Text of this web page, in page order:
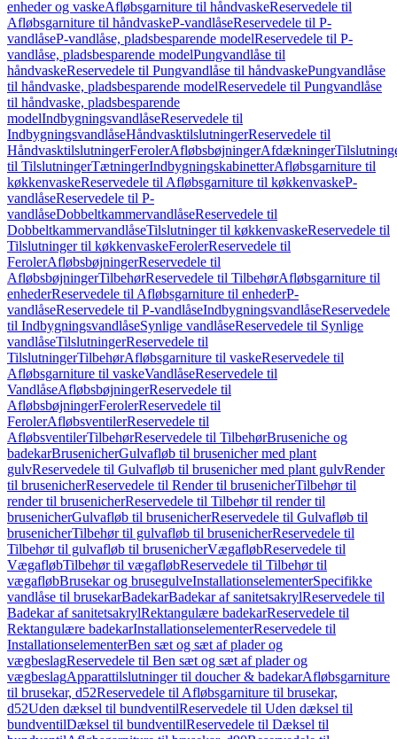
enheder og vaskeAfløbsgarniture til håndvaskeReservedele til
Afløbsgarniture til håndvaskeP-vandlåseReservedele til P-
vandlåseP-vandlåse, pladsbesparende modelReservedele til P-
vandlåse, pladsbesparende modelPungvandlåse til
håndvaskeReservedele til Pungvandlåse til håndvaskePungvandlåse
til håndvaske, pladsbesparende modelReservedele til Pungvandlåse
til håndvaske, pladsbesparende
modelIndbygningsvandlåseReservedele til
IndbygningsvandlåseHåndvasktilslutningerReservedele til
HåndvasktilslutningerFerolerAfløbsbøjningerAfdækninger
til TilslutningerTætningerIndbygningskabinetterAfløbsgarniture til
køkkenvaskeReservedele til Afløbsgarniture til køkkenvaskeP-
vandlåseReservedele til P-
vandlåseDobbeltkammervandlåseReservedele til
DobbeltkammervandlåseTilslutninger til køkkenvaskeReservedele til
Tilslutninger til køkkenvaskeFerolerReservedele til
FerolerAfløbsbøjningerReservedele til
AfløbsbøjningerTilbehørReservedele til TilbehørAfløbsgarniture til
enhederReservedele til Afløbsgarniture til enhederP-
vandlåseReservedele til P-vandlåseIndbygningsvandlåseReservedele
til IndbygningsvandlåseSynlige vandlåseReservedele til Synlige
vandlåseTilslutningerReservedele til
TilslutningerTilbehørAfløbsgarniture til vaskeReservedele til
Afløbsgarniture til vaskeVandlåseReservedele til
VandlåseAfløbsbøjningerReservedele til
AfløbsbøjningerFerolerReservedele til
FerolerAfløbsventilerReservedele til
AfløbsventilerTilbehørReservedele til TilbehørBruseniche og
badekarBrusenicherGulvafløb til brusenicher med plant
gulvReservedele til Gulvafløb til brusenicher med plant gulvRender
til brusenicherReservedele til Render til brusenicherTilbehør til
render til brusenicherReservedele til Tilbehør til render til
brusenicherGulvafløb til brusenicherReservedele til Gulvafløb til
brusenicherTilbehør til gulvafløb til brusenicherReservedele til
Tilbehør til gulvafløb til brusenicherVægafløbReservedele til
VægafløbTilbehør til vægafløbReservedele til Tilbehør til
vægafløbBrusekar og brusegulveInstallationselementerSpecifikke
vandlåse til brusekarBadekarBadekar af sanitetsakrylReservedele til
Badekar af sanitetsakrylRektangulære badekarReservedele til
Rektangulære badekarInstallationselementerReservedele til
InstallationselementerBen sæt og sæt af plader og
vægbeslagReservedele til Ben sæt og sæt af plader og
vægbeslagApparattilslutninger til doucher & badekarAfløbsgarniture
til brusekar, d52Reservedele til Afløbsgarniture til brusekar,
d52Uden dæksel til bundventilReservedele til Uden dæksel til
bundventilDæksel til bundventilReservedele til Dæksel til